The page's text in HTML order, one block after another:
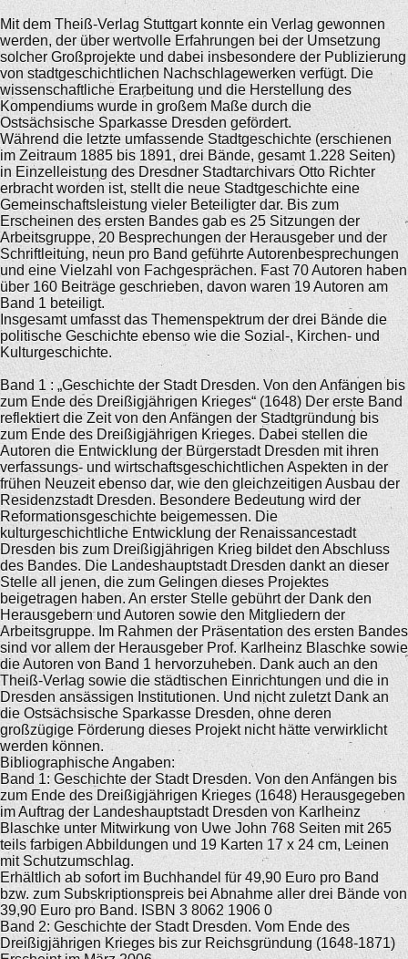
Mit dem Theiß-Verlag Stuttgart konnte ein Verlag gewonnen
werden, der über wertvolle Erfahrungen bei der Umsetzung
solcher Großprojekte und dabei insbesondere der Publizierung
von stadtgeschichtlichen Nachschlagewerken verfügt. Die
wissenschaftliche Erarbeitung und die Herstellung des
Kompendiums wurde in großem Maße durch die
Ostsächsische Sparkasse Dresden gefördert.
Während die letzte umfassende Stadtgeschichte (erschienen
im Zeitraum 1885 bis 1891, drei Bände, gesamt 1.228 Seiten)
in Einzelleistung des Dresdner Stadtarchivars Otto Richter
erbracht worden ist, stellt die neue Stadtgeschichte eine
Gemeinschaftsleistung vieler Beteiligter dar. Bis zum
Erscheinen des ersten Bandes gab es 25 Sitzungen der
Arbeitsgruppe, 20 Besprechungen der Herausgeber und der
Schriftleitung, neun pro Band geführte Autorenbesprechungen
und eine Vielzahl von Fachgesprächen. Fast 70 Autoren haben
über 160 Beiträge geschrieben, davon waren 19 Autoren am
Band 1 beteiligt.
Insgesamt umfasst das Themenspektrum der drei Bände die
politische Geschichte ebenso wie die Sozial-, Kirchen- und
Kulturgeschichte.
Band 1 : „Geschichte der Stadt Dresden. Von den Anfängen bis
zum Ende des Dreißigjährigen Krieges“ (1648) Der erste Band
reflektiert die Zeit von den Anfängen der Stadtgründung bis
zum Ende des Dreißigjährigen Krieges. Dabei stellen die
Autoren die Entwicklung der Bürgerstadt Dresden mit ihren
verfassungs- und wirtschaftsgeschichtlichen Aspekten in der
frühen Neuzeit ebenso dar, wie den gleichzeitigen Ausbau der
Residenzstadt Dresden. Besondere Bedeutung wird der
Reformationsgeschichte beigemessen. Die
kulturgeschichtliche Entwicklung der Renaissancestadt
Dresden bis zum Dreißigjährigen Krieg bildet den Abschluss
des Bandes. Die Landeshauptstadt Dresden dankt an dieser
Stelle all jenen, die zum Gelingen dieses Projektes
beigetragen haben. An erster Stelle gebührt der Dank den
Herausgebern und Autoren sowie den Mitgliedern der
Arbeitsgruppe. Im Rahmen der Präsentation des ersten Bandes
sind vor allem der Herausgeber Prof. Karlheinz Blaschke sowie
die Autoren von Band 1 hervorzuheben. Dank auch an den
Theiß-Verlag sowie die städtischen Einrichtungen und die in
Dresden ansässigen Institutionen. Und nicht zuletzt Dank an
die Ostsächsische Sparkasse Dresden, ohne deren
großzügige Förderung dieses Projekt nicht hätte verwirklicht
werden können.
Bibliographische Angaben:
Band 1: Geschichte der Stadt Dresden. Von den Anfängen bis
zum Ende des Dreißigjährigen Krieges (1648) Herausgegeben
im Auftrag der Landeshauptstadt Dresden von Karlheinz
Blaschke unter Mitwirkung von Uwe John 768 Seiten mit 265
teils farbigen Abbildungen und 19 Karten 17 x 24 cm, Leinen
mit Schutzumschlag.
Erhältlich ab sofort im Buchhandel für 49,90 Euro pro Band
bzw. zum Subskriptionspreis bei Abnahme aller drei Bände von
39,90 Euro pro Band. ISBN 3 8062 1906 0
Band 2: Geschichte der Stadt Dresden. Vom Ende des
Dreißigjährigen Krieges bis zur Reichsgründung (1648-1871)